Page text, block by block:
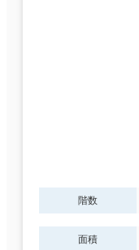
階数
面積